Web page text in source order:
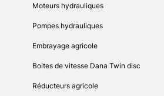
Moteurs hydrauliques
Pompes hydrauliques
Embrayage agricole
Boites de vitesse Dana Twin disc
Réducteurs agricole